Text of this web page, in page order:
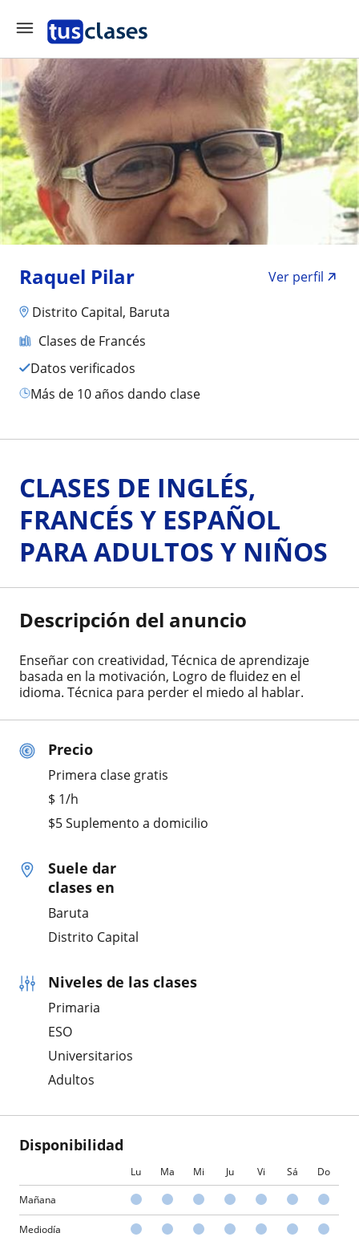
Raquel Pilar
Ver perfil
Distrito Capital, Baruta
Clases de Francés
Datos verificados
más de 10 años dando clase
Precio
Primera clase gratis
$ 1/h
$5 Suplemento a domicilio
Suele dar
clases en
Baruta
Distrito Capital
Niveles de las clases
Primaria
ESO
Universitarios
Adultos
Disponibilidad
Lu Ma Mi Ju Vi Sá Do
Mañana
Mediodía
CLASES DE INGLÉS,
FRANCÉS Y ESPAÑOL
PARA ADULTOS Y NIÑOS
Descripción del anuncio
Enseñar con creatividad, Técnica de aprendizaje
basada en la motivación, Logro de fluidez en el
idioma. Técnica para perder el miedo al hablar.